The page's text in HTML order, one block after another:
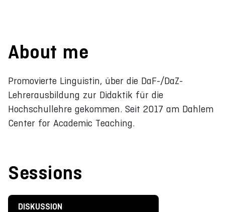
About me
Promovierte Linguistin, über die DaF-/DaZ-
Lehrerausbildung zur Didaktik für die
Hochschullehre gekommen. Seit 2017 am Dahlem
Center for Academic Teaching.
Sessions
DISKUSSION